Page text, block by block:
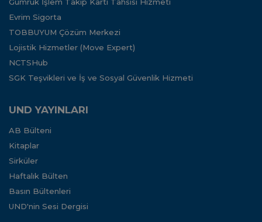
Gümrük İşlem Takip Kartı Tahsisi Hizmeti
Evrim Sigorta
TOBBUYUM Çözüm Merkezi
Lojistik Hizmetler (Move Expert)
NCTSHub
SGK Teşvikleri ve İş ve Sosyal Güvenlik Hizmeti
UND YAYINLARI
AB Bülteni
Kitaplar
Sirküler
Haftalık Bülten
Basın Bültenleri
UND'nin Sesi Dergisi